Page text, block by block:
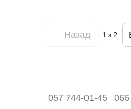
Назад 1з 2
057 744-01-45